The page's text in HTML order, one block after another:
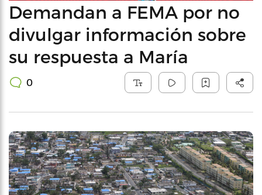
Demandan a FEMA por no
divulgar información sobre
su respuesta a María
0